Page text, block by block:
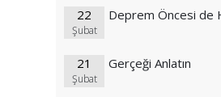
22
Şubat
Deprem Öncesi de
21
Şubat
Gerçeği Anlatın